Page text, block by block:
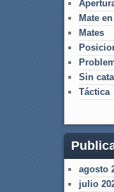
Mate
Mates
Sin
Táctica
agosto
julio